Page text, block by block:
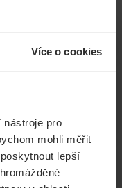
Více o cookies
nástroje pro
mohli měřit
lepší